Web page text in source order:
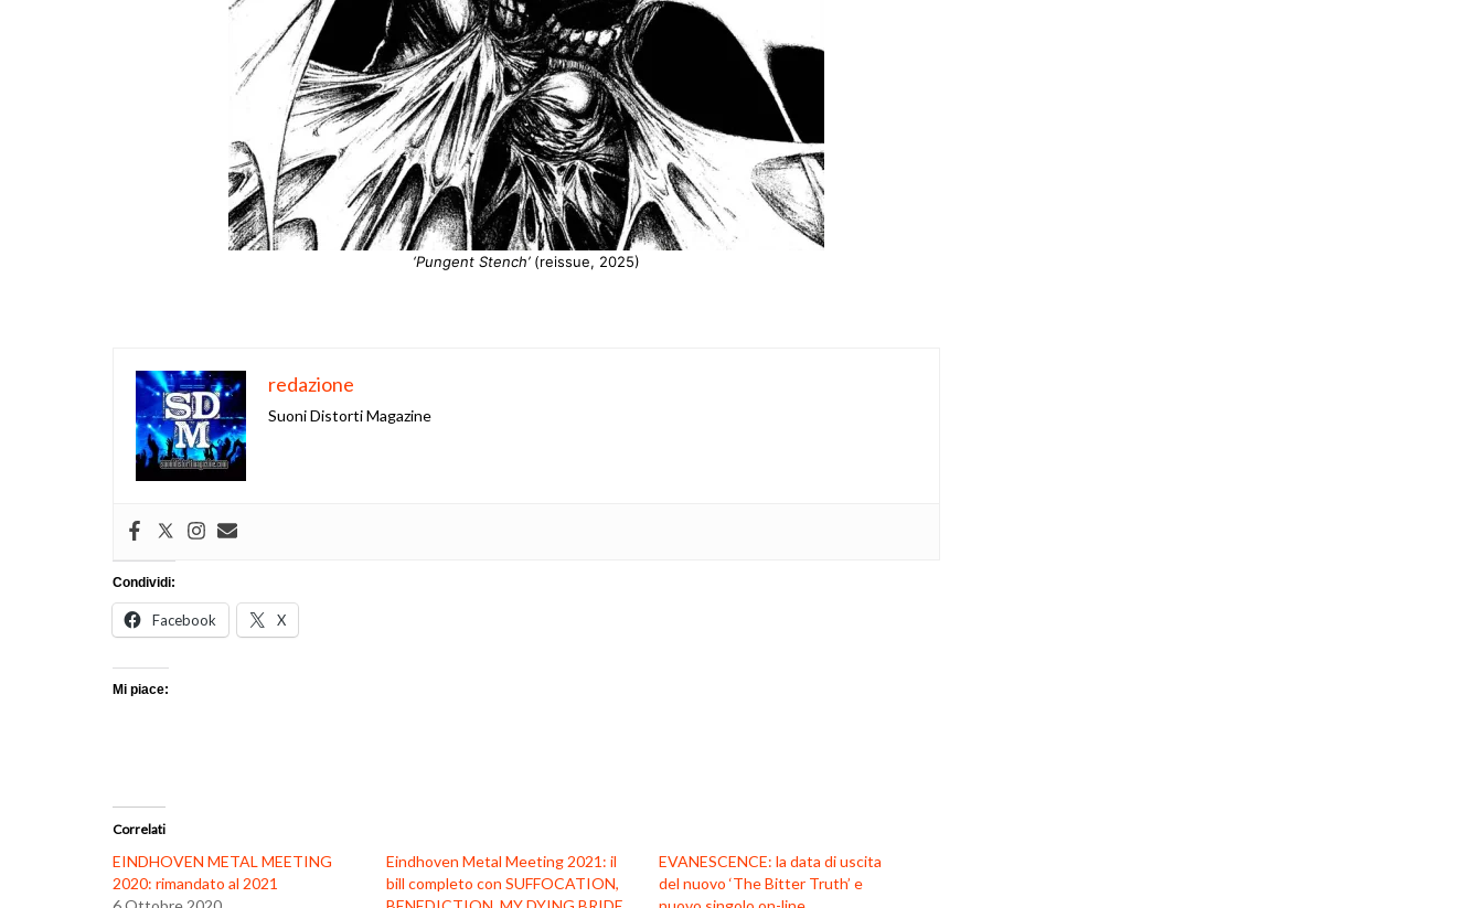
‘Pungent Stench’(reissue, 2025)
redazione
Suoni Distorti Magazine
Condividi:
Facebook X
Mi piace:
Correlati
EINDHOVEN METAL MEETING
2020: rimandato al 2021
Eindhoven Metal Meeting 2021: il
bill completo con SUFFOCATION,
EVANESCENCE: la data di uscita
del nuovo ‘The Bitter Truth’ e